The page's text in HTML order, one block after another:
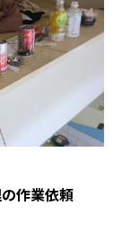
作業依頼